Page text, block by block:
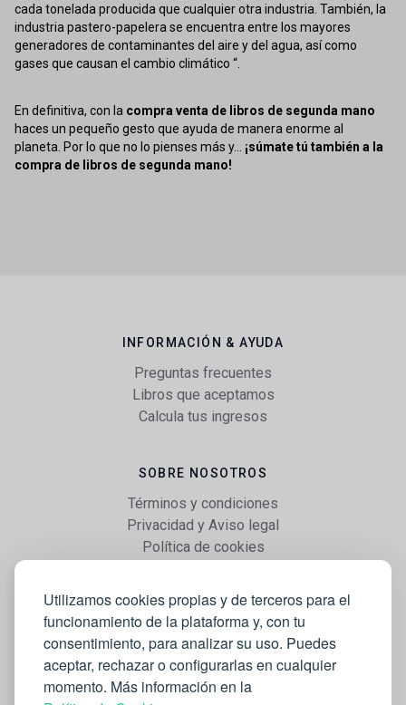
Utilizamos cookies propias y de terceros para el
funcionamiento de la plataforma y, con tu
consentimiento, para analizar su uso. Puedes
aceptar, rechazar o configurarlas en cualquier
momento. Más información en la
cada tonelada producida que cualquier otra industria. También, la
industria pastero-papelera se encuentra entre los mayores
generadores de contaminantes del aire y del agua, así como
gases que causan el cambio climático “.
En definitiva, con la compra venta de libros de segunda mano
haces un pequeño gesto que ayuda de manera enorme al
planeta. Por lo que no lo pienses más y... ¡súmate tú también a la
compra de libros de segunda mano!
INFORMACIÓN & AYUDA
Preguntas frecuentes
Libros que aceptamos
Calcula tus ingresos
SOBRE NOSOTROS
Términos y condiciones
Privacidad y Aviso legal
Política de cookies
WEB
Vender libros
Mi cuenta
Comprar libros